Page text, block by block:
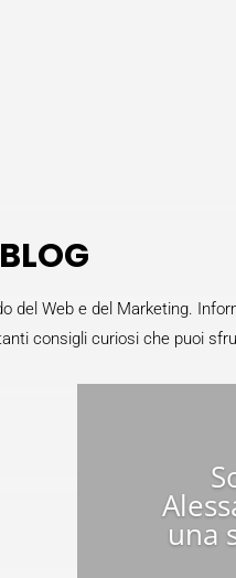
BLOG
del Web e del Marketing.
consigli curiosi che puoi
una